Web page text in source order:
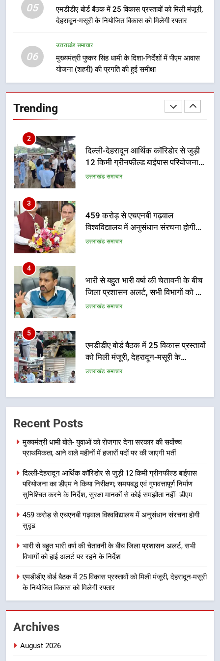
05
एमडीडीए बोर्ड बैठक में 25 विकास प्रस्तावों को मिली मंजूरी,
देहरादून-मसूरी के नियोजित विकास को मिलेगी रफ्तार
06
उत्तराखंड समाचार
मुख्यमंत्री पुष्कर सिंह धामी के दिशा-निर्देशों में पीएम आवास
योजना (शहरी) की प्रगति की हुई समीक्षा
Trending
1
मुख्यमंत्री धामी बोले- युवाओं को रोजगार
वाले महीनों में हजारों पदों पर की जाएगी
भर्ती
उत्तराखंड समाचार
12 किमी ग्रीनफील्ड बाईपास परियोजना
का डीएम ने किया निरीक्षण; समयबद्ध एवं
नहींः डीएम
3
459 करोड़ से एचएनबी गढ़वाल
विश्वविद्यालय में अनुसंधान संरचना होगी
सुदृढ
उत्तराखंड समाचार
4
भारी से बहुत भारी वर्षा की चेतावनी के बीच
जिला प्रशासन अलर्ट, सभी विभागों को हाई
अलर्ट पर रहने के निर्देश
उत्तराखंड समाचार
5
एमडीडीए बोर्ड बैठक में 25 विकास प्रस्तावों
को मिली मंजूरी, देहरादून-मसूरी के
नियोजित विकास को मिलेगी रफ्तार
उत्तराखंड समाचार
6
मुख्यमंत्री पुष्कर सिंह धामी के दिशा-निर्देशों
में पीएम आवास योजना (शहरी) की प्रगति
की हुई समीक्षा
उत्तराखंड समाचार
7
उत्तराखंड समाचार
भारी बारिश का अलर्ट! 6 अगस्त को
देहरादून में स्कूल बंद
उत्तराखंड समाचार
1
मुख्यमंत्री धामी बोले- युवाओं को रोजगार
देना सरकार की सर्वोच्च प्राथमिकता, आने
भर्ती
2
Recent Posts
मुख्यमंत्री धामी बोले- युवाओं को रोजगार देना सरकार की सर्वोच्च
प्राथमिकता, आने वाले महीनों में हजारों पदों पर की जाएगी भर्ती
दिल्ली-देहरादून आर्थिक कॉरिडोर से जुड़ी 12 किमी ग्रीनफील्ड बाईपास
परियोजना का डीएम ने किया निरीक्षण; समयबद्ध एवं गुणवत्तापूर्ण निर्माण
सुनिश्चित करने के निर्देश, सुरक्षा मानकों से कोई समझौता नहींः डीएम
459 करोड़ से एचएनबी गढ़वाल विश्वविद्यालय में अनुसंधान संरचना होगी
सुदृढ
भारी से बहुत भारी वर्षा की चेतावनी के बीच जिला प्रशासन अलर्ट, सभी
विभागों को हाई अलर्ट पर रहने के निर्देश
एमडीडीए बोर्ड बैठक में 25 विकास प्रस्तावों को मिली मंजूरी, देहरादून-मसूरी
के नियोजित विकास को मिलेगी रफ्तार
Archives
August 2026